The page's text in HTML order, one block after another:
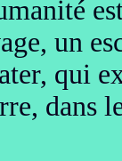
un
qui
dans